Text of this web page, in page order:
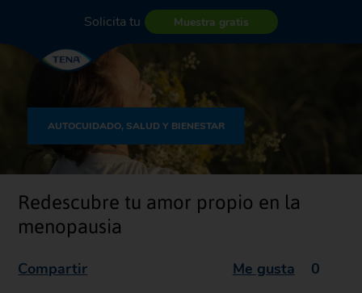
Solicita tu Muestra gratis
AUTOCUIDADO, SALUD Y BIENESTAR
Redescubre tu amor propio en la
menopausia
Compartir Me gusta 0